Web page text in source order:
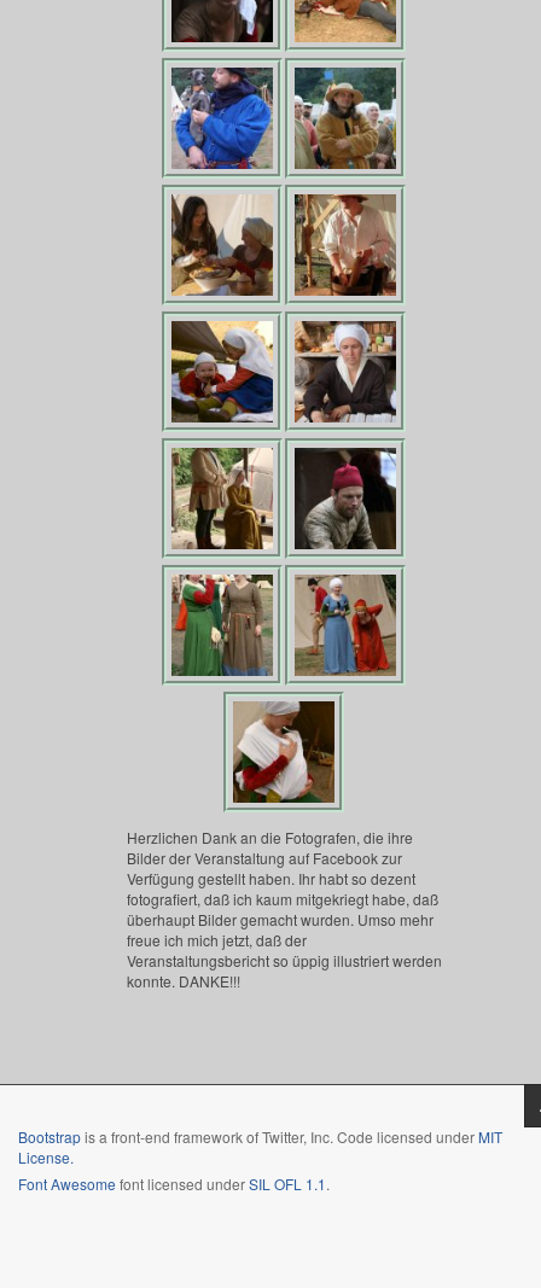
Herzlichen Dank an die Fotografen, die ihre
Bilder der Veranstaltung auf Facebook zur
Verfügung gestellt haben. Ihr habt so dezent
fotografiert, daß ich kaum mitgekriegt habe, daß
überhaupt Bilder gemacht wurden. Umso mehr
freue ich mich jetzt, daß der
Veranstaltungsbericht so üppig illustriert werden
konnte. DANKE!!!
Bootstrapis a front-end framework of Twitter, Inc. Code licensed under MIT
License.
Font Awesome font licensed underSIL OFL 1.1.